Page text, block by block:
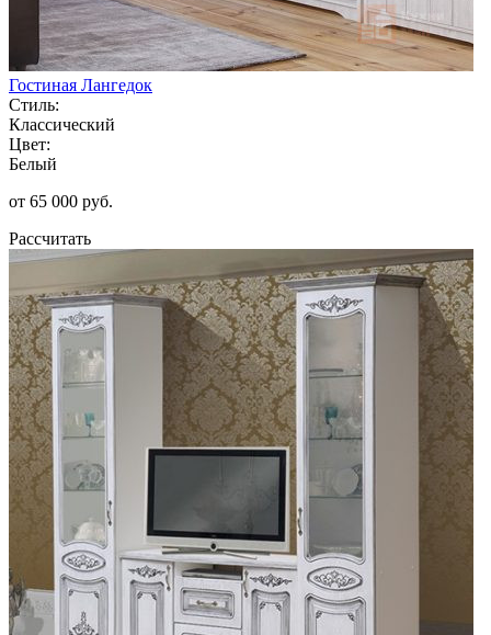
Гостиная Лангедок
Стиль:
Классический
Цвет:
Белый
от 65 000 руб.
Рассчитать